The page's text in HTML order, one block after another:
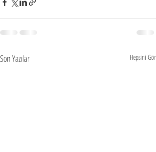
Son Yazılar Hepsini Gör